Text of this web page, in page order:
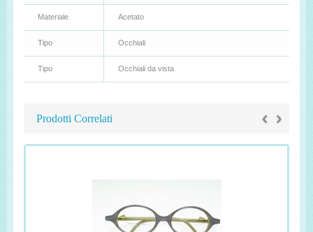
Materiale Acetato
Tipo Occhiali
Tipo Occhiali da vista
Prodotti Correlati ‹ ›